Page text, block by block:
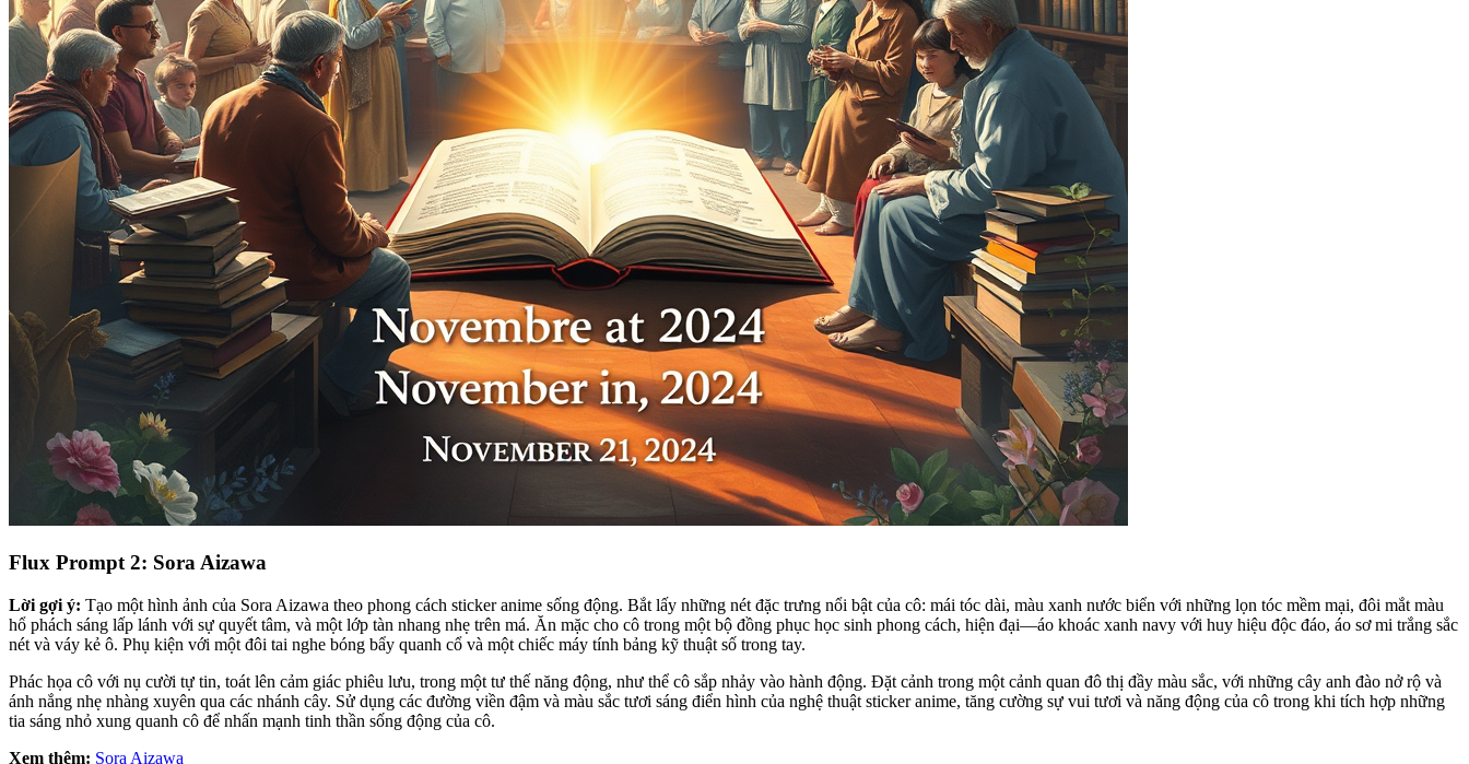
Flux Prompt 2: Sora Aizawa
Lời gợi ý: Tạo một hình ảnh của Sora Aizawa theo phong cách sticker anime sống động. Bắt lấy những nét đặc trưng nổi bật của cô: mái tóc dài, màu xanh nước biển với những lọn tóc mềm mại, đôi mắt màu
hổ phách sáng lấp lánh với sự quyết tâm, và một lớp tàn nhang nhẹ trên má. Ăn mặc cho cô trong một bộ đồng phục học sinh phong cách, hiện đại—áo khoác xanh navy với huy hiệu độc đáo, áo sơ mi trắng sắc
nét và váy kẻ ô. Phụ kiện với một đôi tai nghe bóng bẩy quanh cổ và một chiếc máy tính bảng kỹ thuật số trong tay.
Phác họa cô với nụ cười tự tin, toát lên cảm giác phiêu lưu, trong một tư thế năng động, như thể cô sắp nhảy vào hành động. Đặt cảnh trong một cảnh quan đô thị đầy màu sắc, với những cây anh đào nở rộ và
ánh nắng nhẹ nhàng xuyên qua các nhánh cây. Sử dụng các đường viền đậm và màu sắc tươi sáng điển hình của nghệ thuật sticker anime, tăng cường sự vui tươi và năng động của cô trong khi tích hợp những
tia sáng nhỏ xung quanh cô để nhấn mạnh tinh thần sống động của cô.
Xem thêm: Sora Aizawa